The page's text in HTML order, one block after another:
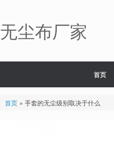
无尘布厂家
首页
首页» 手套的无尘级别取决于什么